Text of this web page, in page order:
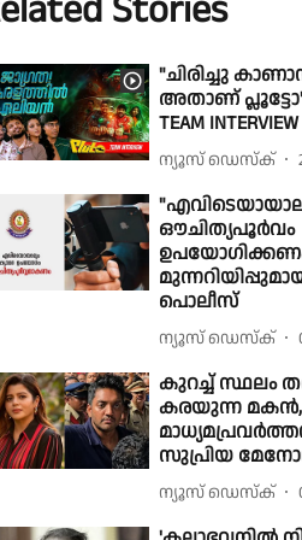
"ചിരിച്ചു
അതാണ് പ്ലൂട്ടോ"
TEAM INTERVIEW
ന്യൂസ് ഡെസ്ക്
ഔചിത്യപൂർവം
പൊലീസ്
ന്യൂസ് ഡെസ്ക്
കുറച്ച് സ്ഥലം
കരയുന്ന
സുപ്രിയ
ന്യൂസ് ഡെസ്ക്